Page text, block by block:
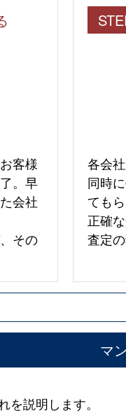
客様
。早
会社
その
各会
同時
てもら
正確
査定
マ
説明します。